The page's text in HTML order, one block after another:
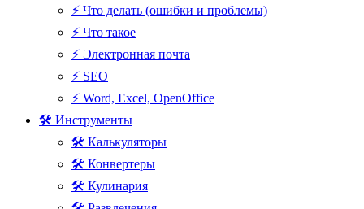
⚡ Что делать (ошибки и проблемы)
⚡ Что такое
⚡ Электронная почта
⚡ SEO
⚡ Word, Excel, OpenOffice
🛠 Инструменты
🛠 Калькуляторы
🛠 Конвертеры
🛠 Кулинария